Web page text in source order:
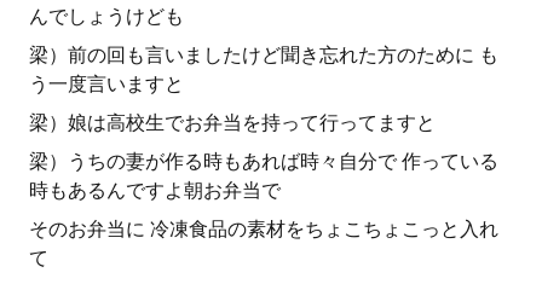
んでしょうけども
梁）前の回も言いましたけど聞き忘れた方のために も
う一度言いますと
梁）娘は高校生でお弁当を持って行ってますと
梁）うちの妻が作る時もあれば時々自分で 作っている
時もあるんですよ朝お弁当で
そのお弁当に 冷凍食品の素材をちょこちょこっと入れ
て